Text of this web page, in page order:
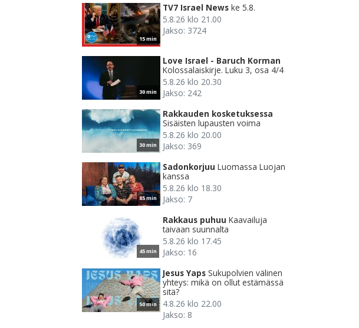
15 min
TV7 Israel News ke 5.8.
5.8.26 klo 21.00
Jakso: 3724
30 min
Love Israel - Baruch Korman
Kolossalaiskirje. Luku 3, osa 4/4
5.8.26 klo 20.30
Jakso: 242
30 min
Rakkauden kosketuksessa
Sisäisten lupausten voima
5.8.26 klo 20.00
Jakso: 369
85 min
Sadonkorjuu Luomassa Luojan
kanssa
5.8.26 klo 18.30
Jakso: 7
45 min
Rakkaus puhuu Kaavailuja
taivaan suunnalta
5.8.26 klo 17.45
Jakso: 16
50 min
Jesus Yaps Sukupolvien välinen
yhteys: mikä on ollut estämässä
sitä?
4.8.26 klo 22.00
Jakso: 8